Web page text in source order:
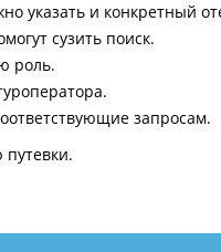
указать и конкретный
сузить поиск.
роль.
запросам.